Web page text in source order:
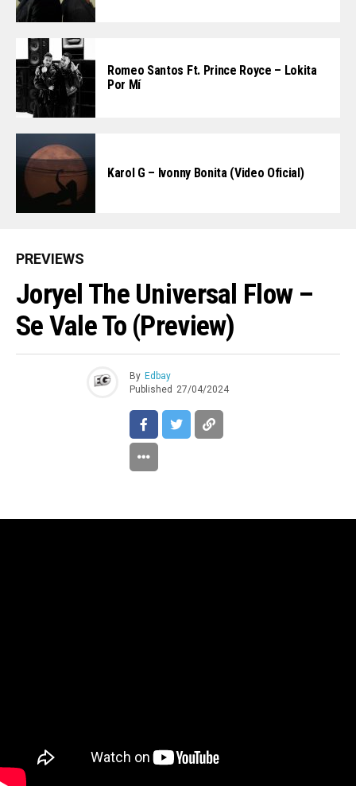
Romeo Santos Ft. Prince Royce – Lokita
Por Mí
Karol G – Ivonny Bonita (Video Oficial)
PREVIEWS
Joryel The Universal Flow –
Se Vale To (Preview)
By Edbay
Published 27/04/2024